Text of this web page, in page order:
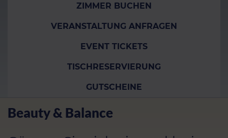
ZIMMER BUCHEN
VERANSTALTUNG ANFRAGEN
EVENT TICKETS
TISCHRESERVIERUNG
GUTSCHEINE
Beauty & Balance